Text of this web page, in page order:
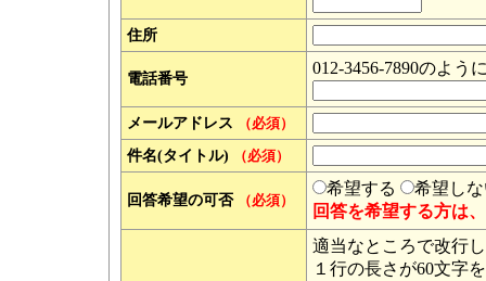
住所
電話番号
012-3456-7890のよう
メールアドレス （必須）
件名(タイトル) （必須）
回答希望の可否 （必須）
希望する
希望し
回答を希望する方は
適当なところで改行
１行の長さが60文字